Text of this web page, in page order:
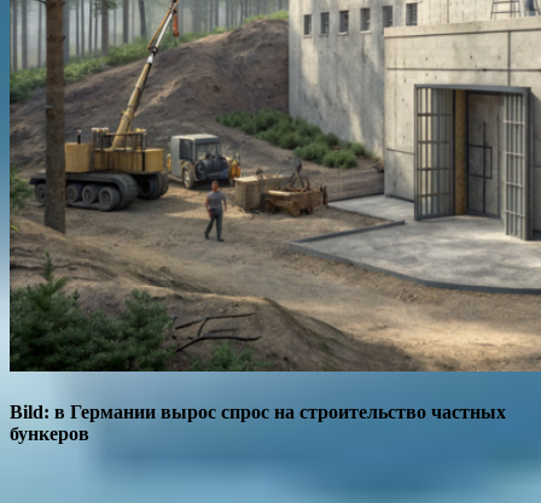
Bild: в Германии вырос спрос на строительство частных
бункеров